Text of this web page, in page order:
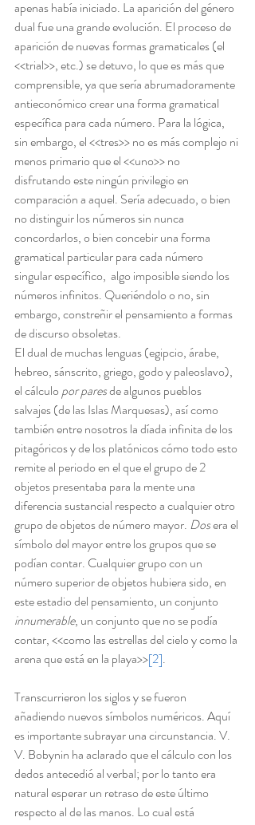
apenas había iniciado. La aparición del género
dual fue una grande evolución. El proceso de
aparición de nuevas formas gramaticales (el
<<trial>>, etc.) se detuvo, lo que es más que
comprensible, ya que sería abrumadoramente
antieconómico crear una forma gramatical
específica para cada número. Para la lógica,
sin embargo, el <<tres>> no es más complejo ni
menos primario que el <<uno>> no
disfrutando este ningún privilegio en
comparación a aquel. Sería adecuado, o bien
no distinguir los números sin nunca
concordarlos, o bien concebir una forma
gramatical particular para cada número
singular específico,  algo imposible siendo los
números infinitos. Queriéndolo o no, sin
embargo, constreñir el pensamiento a formas
de discurso obsoletas.
El dual de muchas lenguas (egipcio, árabe,
hebreo, sánscrito, griego, godo y paleoslavo),
el cálculo por pares de algunos pueblos
salvajes (de las Islas Marquesas), así como
también entre nosotros la díada infinita de los
pitagóricos y de los platónicos cómo todo esto
remite al periodo en el que el grupo de 2
objetos presentaba para la mente una
diferencia sustancial respecto a cualquier otro
grupo de objetos de número mayor. Dos era el
símbolo del mayor entre los grupos que se
podían contar. Cualquier grupo con un
número superior de objetos hubiera sido, en
este estadio del pensamiento, un conjunto
innumerable, un conjunto que no se podía
contar, <<como las estrellas del cielo y como la
arena que está en la playa>>[2].
Transcurrieron los siglos y se fueron
añadiendo nuevos símbolos numéricos. Aquí
es importante subrayar una circunstancia. V.
V. Bobynin ha aclarado que el cálculo con los
dedos antecedió al verbal; por lo tanto era
natural esperar un retraso de este último
respecto al de las manos. Lo cual está